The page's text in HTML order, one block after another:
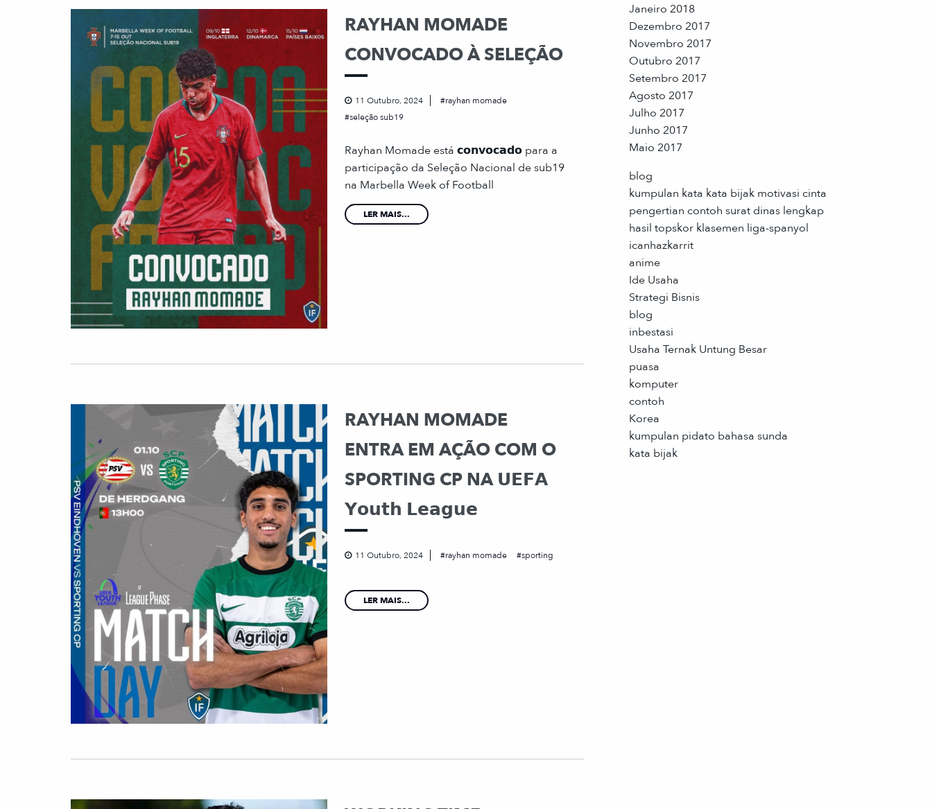
RAYHAN MOMADE
CONVOCADO À SELEÇÃO
11 Outubro, 2024
rayhan momade
seleção sub19
Rayhan Momade está 𝗰𝗼𝗻𝘃𝗼𝗰𝗮𝗱𝗼 para a
participação da Seleção Nacional de sub19
na Marbella Week of Football
LER MAIS...
RAYHAN MOMADE
ENTRA EM AÇÃO COM O
SPORTING CP NA 𝗨𝗘𝗙𝗔
𝗬𝗼𝘂𝘁𝗵 𝗟𝗲𝗮𝗴𝘂𝗲
11 Outubro, 2024 rayhan momade sporting
LER MAIS...
Janeiro 2018
Dezembro 2017
Novembro 2017
Outubro 2017
Setembro 2017
Agosto 2017
Julho 2017
Junho 2017
Maio 2017
blog
kumpulan kata kata bijak motivasi cinta
pengertian contoh surat dinas lengkap
hasil topskor klasemen liga-spanyol
icanhazkarrit
anime
Ide Usaha
Strategi Bisnis
blog
inbestasi
Usaha Ternak Untung Besar
puasa
komputer
contoh
Korea
kumpulan pidato bahasa sunda
kata bijak